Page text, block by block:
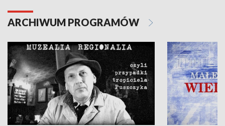
ARCHIWUM PROGRAMÓW